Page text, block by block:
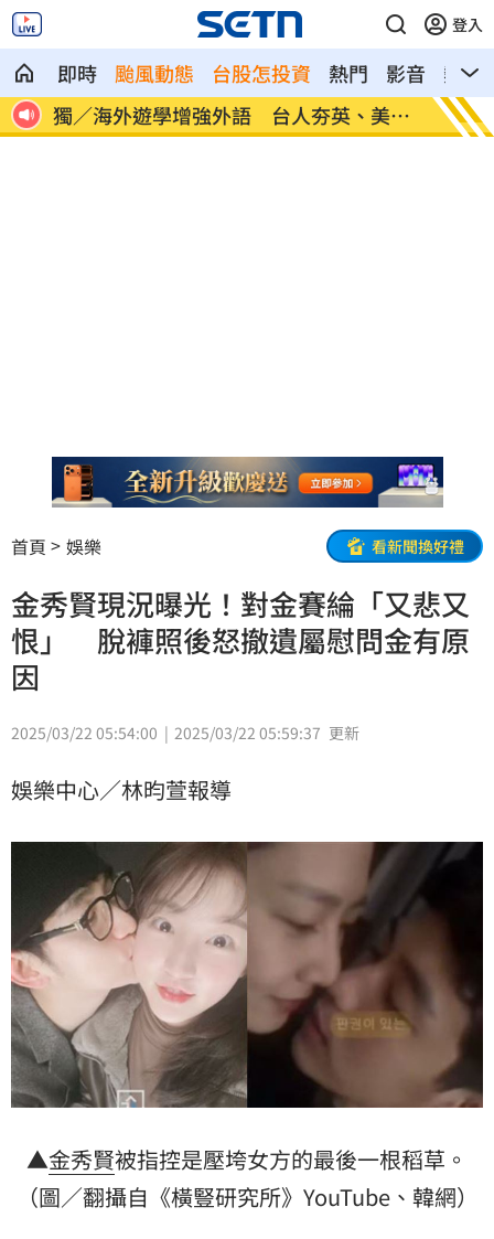
登入
即時 颱風動態 台股怎投資 熱門 影音
熱搜
海外遊學增強外語 台人夯英、美、
長尾獼猴失控
因
首頁 娛樂 看新聞換好禮
金秀賢現況曝光！對金賽綸「又悲又
恨」 脫褲照後怒撤遺屬慰問金有原
因
2025/03/22 05:54:00 2025/03/22 05:59:37 更新
娛樂中心／林昀萱報導
▲金秀賢被指控是壓垮女方的最後一根稻草。
（圖／翻攝自《橫豎研究所》YouTube、韓網）